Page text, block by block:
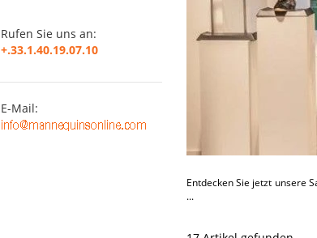
Rufen Sie uns an:
+.33.1.40.19.07.10
E-Mail:
Entdecken Sie jetzt unsere
...